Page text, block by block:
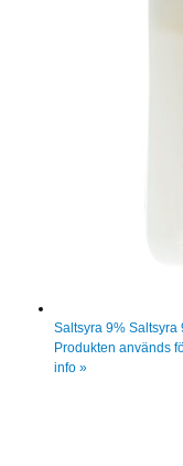
Saltsyra 9% Saltsyra
Produkten används
info »